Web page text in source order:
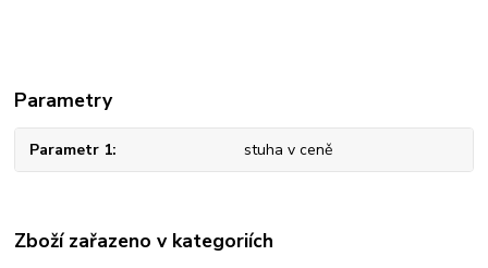
Parametry
Parametr 1 stuha v ceně
Zboží zařazeno v kategoriích